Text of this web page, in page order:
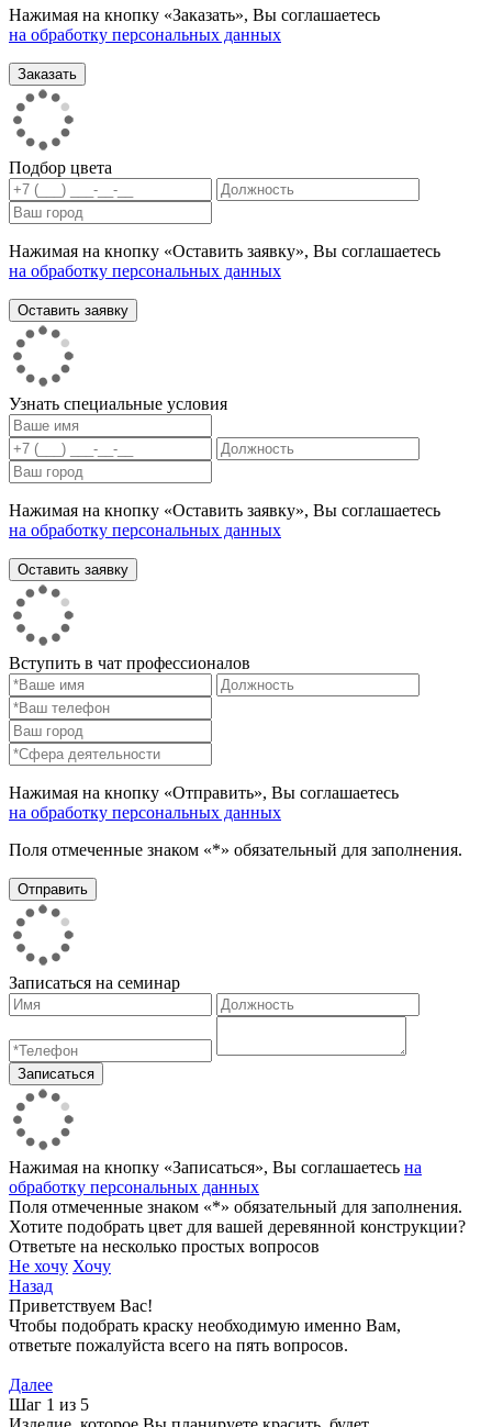
Нажимая на кнопку «Заказать», Вы соглашаетесь
на обработку персональных данных
Подбор цвета
Нажимая на кнопку «Оставить заявку», Вы соглашаетесь
на обработку персональных данных
Узнать специальные условия
Нажимая на кнопку «Оставить заявку», Вы соглашаетесь
на обработку персональных данных
Вступить в чат профессионалов
Нажимая на кнопку «Отправить», Вы соглашаетесь
на обработку персональных данных
Поля отмеченные знаком «*» обязательный для заполнения.
Записаться на семинар
Нажимая на кнопку «Записаться», Вы соглашаетесь на
обработку персональных данных
Поля отмеченные знаком «*» обязательный для заполнения.
Хотите подобрать цвет для вашей деревянной конструкции?
Ответьте на несколько простых вопросов
Не хочу Хочу
Назад
Приветствуем Вас!
Чтобы подобрать краску необходимую именно Вам,
ответьте пожалуйста всего на пять вопросов.
Далее
Шаг 1 из 5